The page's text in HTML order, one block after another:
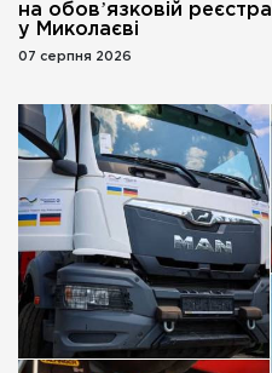
на обовʼязковій
у Миколаєві
07 серпня 2026